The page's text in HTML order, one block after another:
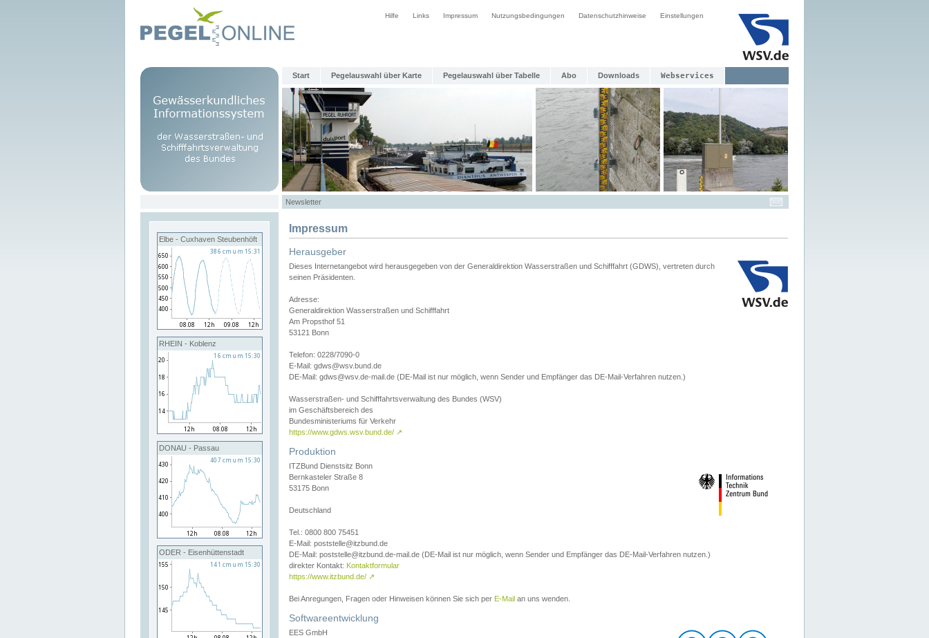
Hilfe Links Impressum Nutzungsbedingungen Datenschutzhinweise Einstellungen
Start Pegelauswahl über Karte Pegelauswahl über Tabelle Abo Downloads Webservices
Newsletter
Elbe - Cuxhaven Steubenhöft
RHEIN - Koblenz
DONAU - Passau
ODER - Eisenhüttenstadt
Impressum
Herausgeber
Dieses Internetangebot wird herausgegeben von der Generaldirektion Wasserstraßen und Schifffahrt (GDWS), vertreten durch
seinen Präsidenten.
Adresse:
Generaldirektion Wasserstraßen und Schifffahrt
Am Propsthof 51
53121 Bonn
Telefon: 0228/7090-0
E-Mail: gdws@wsv.bund.de
DE-Mail: gdws@wsv.de-mail.de (DE-Mail ist nur möglich, wenn Sender und Empfänger das DE-Mail-Verfahren nutzen.)
Wasserstraßen- und Schifffahrtsverwaltung des Bundes (WSV)
im Geschäftsbereich des
Bundesministeriums für Verkehr
https://www.gdws.wsv.bund.de/ ↗
Produktion
ITZBund Dienstsitz Bonn
Bernkasteler Straße 8
53175 Bonn
Deutschland
Tel.: 0800 800 75451
E-Mail: poststelle@itzbund.de
DE-Mail: poststelle@itzbund.de-mail.de (DE-Mail ist nur möglich, wenn Sender und Empfänger das DE-Mail-Verfahren nutzen.)
direkter Kontakt: Kontaktformular
https://www.itzbund.de/ ↗
Bei Anregungen, Fragen oder Hinweisen können Sie sich per E-Mail an uns wenden.
Softwareentwicklung
EES GmbH